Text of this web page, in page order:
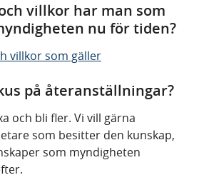
villkor har man som
nu för tiden?
villkor som gäller
på återanställningar?
och bli fler. Vi vill gärna
som besitter den kunskap,
som myndigheten